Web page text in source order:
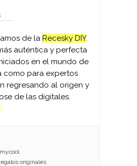
de la Recesky DIY.
auténtica y perfecta
en el mundo de
como para expertos
regresando al origen y
de las digitales.
originales